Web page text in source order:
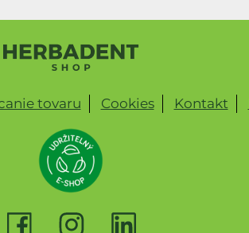
tovaru Cookies Kontakt